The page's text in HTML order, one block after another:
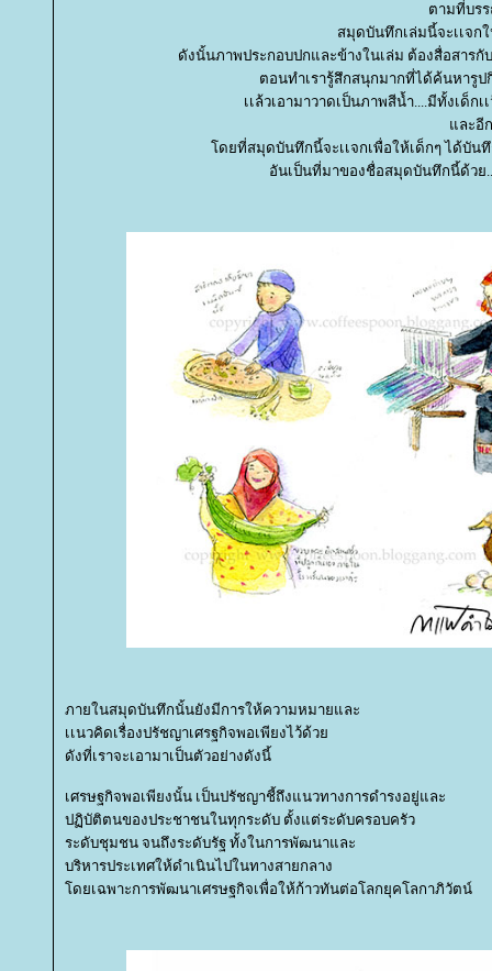
ตามที่บร
สมุดบันทึกเล่มนี้จะเเจก
ดังนั้นภาพประกอบปกและข้างในเล่ม ต้องสื่อสาร
ตอนทำเรารู้สึกสนุกมากที่ได้ค้นหารูป
เเล้วเอามาวาดเป็นภาพสีน้ำ....มีทั้งเด็ก
ละอีก
ดยที่สมุดบันทึกนี้จะเเจกเพื่อให้เด็กๆ ได้บัน
อันเป็นที่มาของชื่อสมุดบันทึกนี้ด้วย
ภายในสมุดบันทึกนั้นยังมีการให้ความหมายและ
เเนวคิดเรื่องปรัชญาเศรฐกิจพอเพียงไว้ด้ว
ดังที่เราจะเอามาเป็นตัวอย่างดังนี้
เศรษฐกิจพอเพียงนั้น เป็นปรัชญาชี้ถึงแนวทางการดำรงอยู่และ
ปฏิบัติตนของประชาชนในทุกระดับ ตั้งแต่ระดับครอบครัว
ระดับชุมชน จนถึงระดับรัฐ ทั้งในการพัฒนาและ
บริหารประเทศให้ดำเนินไปในทางสายกลาง
ดยเฉพาะการพัฒนาเศรษฐกิจเพื่อให้ก้าวทันต่อโลกยุคโลกาภิวัตน์